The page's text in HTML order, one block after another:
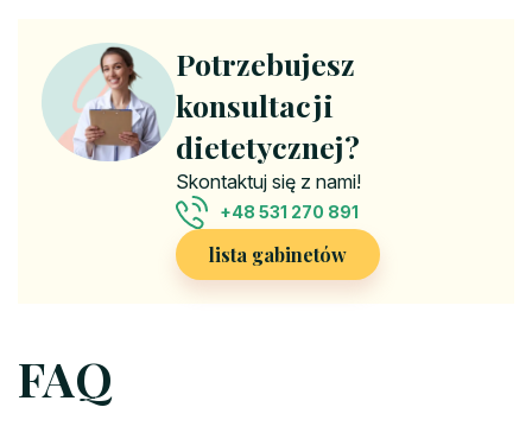
Potrzebujesz
konsultacji
dietetycznej?
Skontaktuj się z nami!
+48 531 270 891
lista gabinetów
FAQ